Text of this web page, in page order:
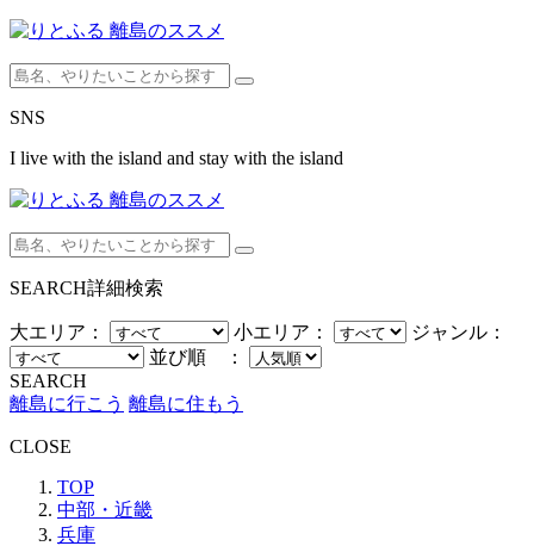
SNS
I live with the island and stay with the island
SEARCH詳細検索
大エリア： 小エリア：
ジャンル：
並び順 ：
SEARCH
離島に行こう 離島に住もう
CLOSE
TOP
中部・近畿
兵庫